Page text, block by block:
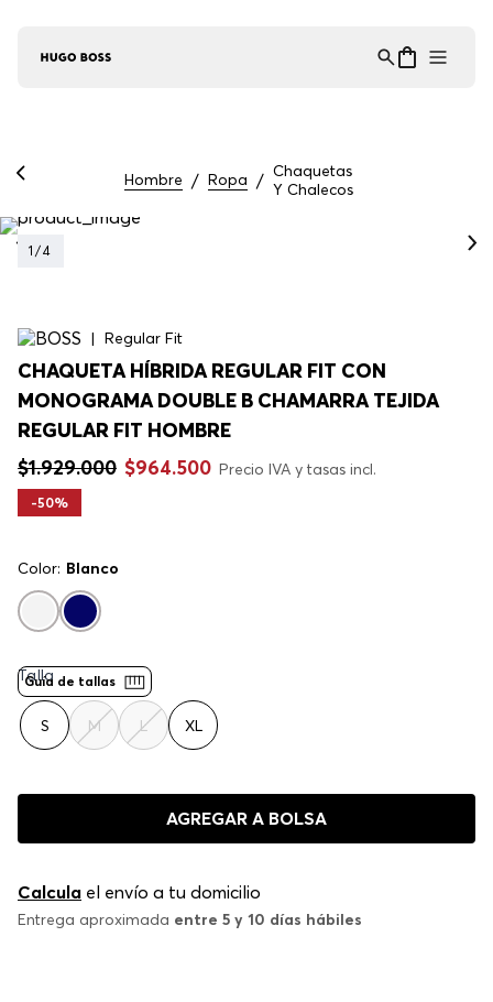
Hombre Ropa
Chaquetas
Y Chalecos
1 /4
Regular Fit
CHAQUETA HÍBRIDA REGULAR FIT CON
MONOGRAMA DOUBLE B CHAMARRA TEJIDA
REGULAR FIT HOMBRE
$1.929.000 $964.500 Precio IVA y tasas incl.
-50%
Color: Blanco
Guía de tallas
Talla
S M L XL
AGREGAR A BOLSA
Calcula el envío a tu domicilio
Entrega aproximada entre 5 y 10 días hábiles
Asistente Virtual
en línea ⋮